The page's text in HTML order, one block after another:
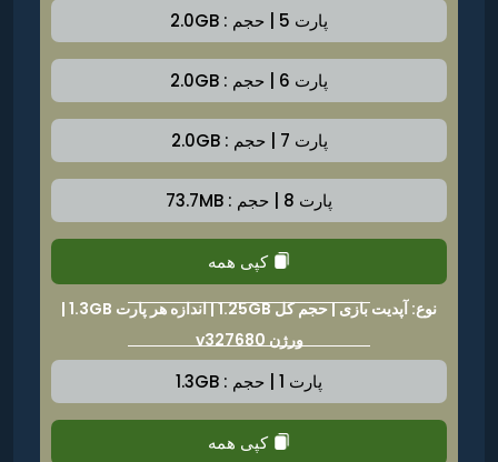
پارت 5 | حجم : 2.0GB
پارت 6 | حجم : 2.0GB
پارت 7 | حجم : 2.0GB
پارت 8 | حجم : 73.7MB
کپی همه
نوع: آپدیت بازی | حجم کل 1.25GB | اندازه هر پارت 1.3GB |
ورژن v327680
پارت 1 | حجم : 1.3GB
کپی همه